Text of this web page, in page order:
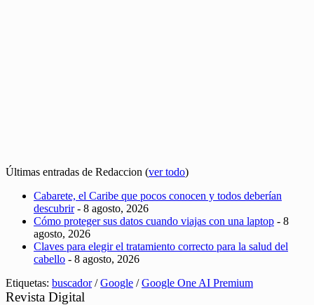
Últimas entradas de Redaccion (ver todo)
Cabarete, el Caribe que pocos conocen y todos deberían
descubrir- 8 agosto, 2026
Cómo proteger sus datos cuando viajas con una laptop - 8
agosto, 2026
Claves para elegir el tratamiento correcto para la salud del
cabello - 8 agosto, 2026
Etiquetas: buscador/Google /Google One AI Premium
Revista Digital